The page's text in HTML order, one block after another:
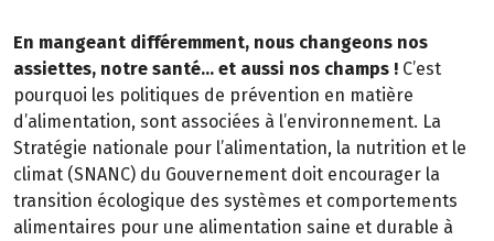
En mangeant différemment, nous changeons nos
assiettes, notre santé… et aussi nos champs ! C’est
pourquoi les politiques de prévention en matière
d’alimentation, sont associées à l’environnement. La
Stratégie nationale pour l’alimentation, la nutrition et le
climat (SNANC) du Gouvernement doit encourager la
transition écologique des systèmes et comportements
alimentaires pour une alimentation saine et durable à